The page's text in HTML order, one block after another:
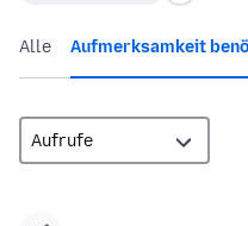
Alle Aufmerksamkeit